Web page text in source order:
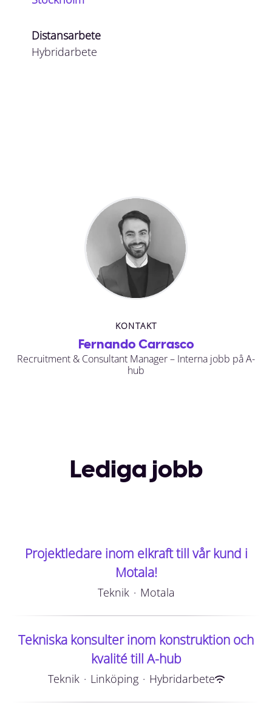
Distansarbete
Hybridarbete
KONTAKT
Fernando Carrasco
Recruitment & Consultant Manager – Interna jobb på A-
hub
Lediga jobb
Projektledare inom elkraft till vår kund i
Motala!
Teknik · Motala
Tekniska konsulter inom konstruktion och
kvalité till A-hub
Teknik · Linköping · Hybridarbete